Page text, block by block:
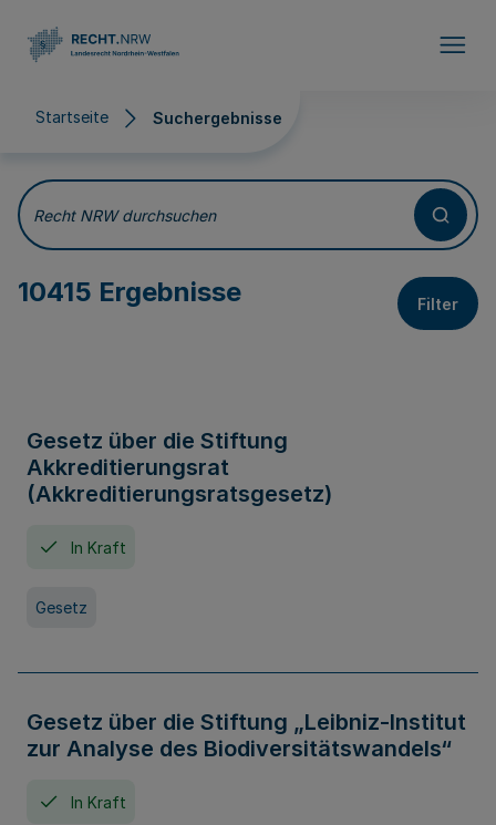
Startseite Suchergebnisse
Suchergebnisse
Recht NRW durchsuchen
10415 Ergebnisse Filter
Gesetz über die Stiftung
Akkreditierungsrat
(Akkreditierungsratsgesetz)
In Kraft
Gesetz
Gesetz über die Stiftung „Leibniz-Institut
zur Analyse des Biodiversitätswandels“
In Kraft